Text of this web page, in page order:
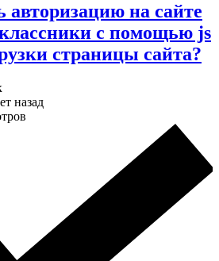
авторизацию на сайте
с помощью js
страницы сайта?
назад